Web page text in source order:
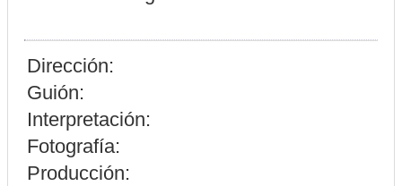
Dirección:
Guión:
Interpretación:
Fotografía:
Producción: